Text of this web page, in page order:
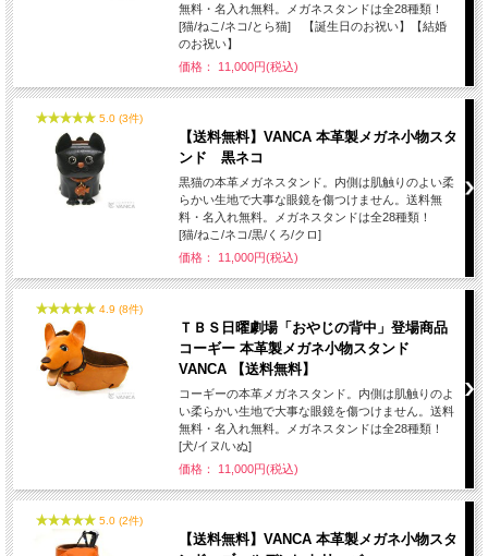
無料・名入れ無料。メガネスタンドは全28種類！
[猫/ねこ/ネコ/とら猫] 【誕生日のお祝い】【結婚
のお祝い】
価格： 11,000円(税込)
5.0 (3件)
【送料無料】VANCA 本革製メガネ小物スタ
ンド 黒ネコ
黒猫の本革メガネスタンド。内側は肌触りのよい柔
らかい生地で大事な眼鏡を傷つけません。送料無
料・名入れ無料。メガネスタンドは全28種類！
[猫/ねこ/ネコ/黒/くろ/クロ]
価格： 11,000円(税込)
4.9 (8件)
ＴＢＳ日曜劇場「おやじの背中」登場商品
コーギー 本革製メガネ小物スタンド
VANCA 【送料無料】
コーギーの本革メガネスタンド。内側は肌触りのよ
い柔らかい生地で大事な眼鏡を傷つけません。送料
無料・名入れ無料。メガネスタンドは全28種類！
[犬/イヌ/いぬ]
価格： 11,000円(税込)
5.0 (2件)
【送料無料】VANCA 本革製メガネ小物スタ